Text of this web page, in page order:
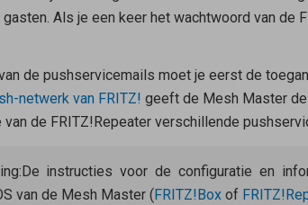
Als je een keer het wachtwoord van
de pushservicemails moet je eerst de
netwerk van FRITZ! geeft de Mesh Masterde
de FRITZ!Repeater verschillende
De instructies voor de configuratie en
van de Mesh Master( FRITZ!Boxof